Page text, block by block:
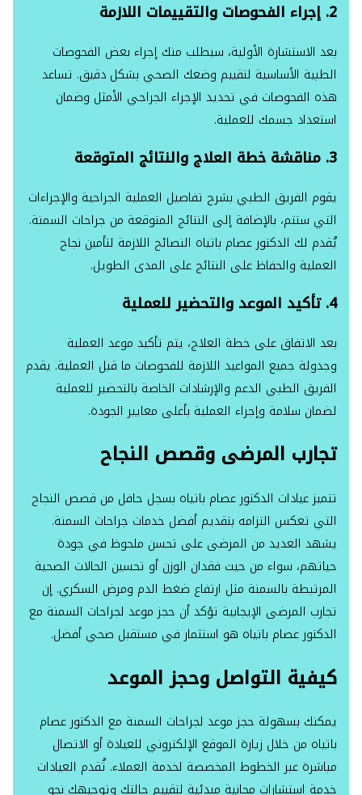
2. إجراء الفحوصات والتقييمات اللازمة
بعد الاستشارة الأولية، سيطلب منك إجراء بعض الفحوصات
الطبية الأساسية لتقييم وضعك الصحي بشكل دقيق. تساعد
هذه الفحوصات في تحديد الإجراء الجراحي الأمثل وضمان
استعداد جسمك للعملية.
3. مناقشة خطة العلاج والنتائج المتوقعة
يقوم الفريق الطبي بشرح تفاصيل العملية الجراحية والإجراءات
التي ستتم، بالإضافة إلى النتائج المتوقعة من جراحات السمنة.
يُقدم لك الدكتور عصام باتياه النصائح اللازمة لتأمين نجاح
العملية والحفاظ على النتائج على المدى الطويل.
4. تأكيد الموعد والتحضير للعملية
بعد الاتفاق على خطة العلاج، يتم تأكيد موعد العملية
وجدولة جميع المواعيد اللازمة للفحوصات ما قبل العملية. يقدم
الفريق الطبي الدعم والإرشادات الخاصة بالتحضير للعملية
لضمان سلامة وإجراء العملية بأعلى معايير الجودة.
تجارب المرضى وقصص النجاح
تتميز عيادات الدكتور عصام باتياه بسجل حافل من قصص النجاح
التي تعكس التزامه بتقديم أفضل خدمات جراحات السمنة.
يشهد العديد من المرضى على تحسن ملحوظ في جودة
حياتهم، سواء من حيث فقدان الوزن أو تحسين الحالات الصحية
المرتبطة بالسمنة مثل ارتفاع ضغط الدم ومرض السكري. إن
تجارب المرضى الإيجابية تؤكد أن حجز موعد لجراحات السمنة مع
الدكتور عصام باتياه هو استثمار في مستقبل صحي أفضل.
كيفية التواصل وحجز الموعد
يمكنك بسهولة حجز موعد لجراحات السمنة مع الدكتور عصام
باتياه من خلال زيارة الموقع الإلكتروني للعيادة أو الاتصال
مباشرة عبر الخطوط المخصصة لخدمة العملاء. تُقدم العيادات
خدمة استشارات مجانية مبدئية لتقييم حالتك وتوجيهك نحو